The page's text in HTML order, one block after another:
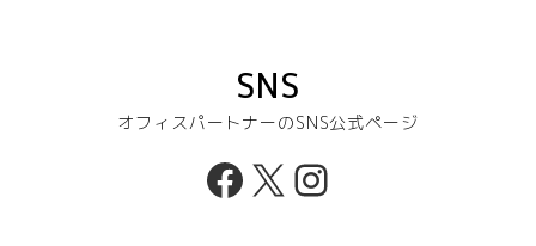
SNS
オフィスパートナーのSNS公式ページ
Facebook
X Instagram